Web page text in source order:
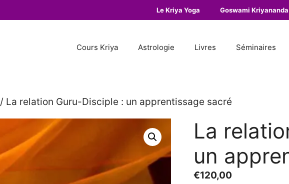
Le Kriya Yoga Goswami Kriyananda
Cours Kriya Astrologie Livres Séminaires
/ La relation Guru-Disciple : un apprentissage sacré
La
un
€120,00